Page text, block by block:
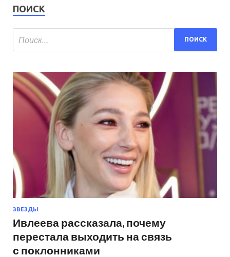
ПОИСК
ЗВЕЗДЫ
Ивлеева рассказала, почему
перестала выходить на связь
с поклонниками